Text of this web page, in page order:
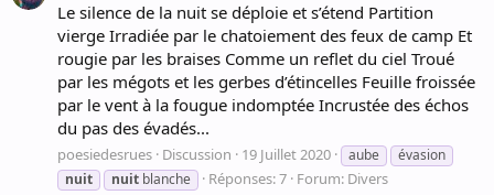
Le silence de la nuit se déploie et s’étend Partition
vierge Irradiée par le chatoiement des feux de camp Et
rougie par les braises Comme un reflet du ciel Troué
par les mégots et les gerbes d’étincelles Feuille froissée
par le vent à la fougue indomptée Incrustée des échos
du pas des évadés...
poesiedesrues Discussion 19 Juillet 2020 aube
évasion
nuit
nuit blanche Réponses: 7 Forum: Divers